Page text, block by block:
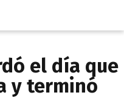
el día que
y terminó